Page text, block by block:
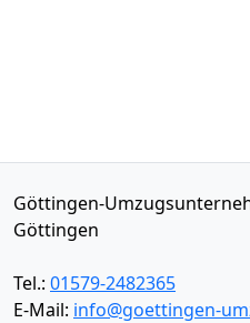
Göttingen-
Göttingen
Tel.: 01579-2482365
E-Mail: info@goettingen-